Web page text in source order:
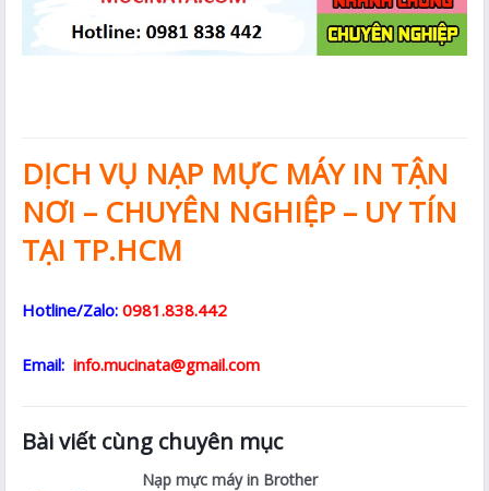
DỊCH VỤ NẠP MỰC MÁY IN TẬN
NƠI – CHUYÊN NGHIỆP – UY TÍN
TẠI TP.HCM
Hotline/Zalo: 0981.838.442
Email: info.mucinata@gmail.com
Bài viết cùng chuyên mục
Nạp mực máy in Brother